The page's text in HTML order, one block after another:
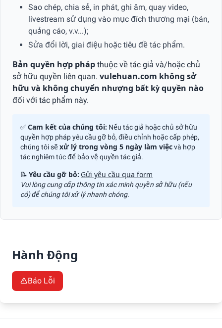
Sao chép, chia sẻ, in phát, ghi âm, quay video,
livestream sử dụng vào mục đích thương mại (bán,
quảng cáo, v.v...);
Sửa đổi lời, giai điệu hoặc tiêu đề tác phẩm.
Bản quyền hợp pháp thuộc về tác giả và/hoặc chủ
sở hữu quyền liên quan. vulehuan.com không sở
hữu và không chuyển nhượng bất kỳ quyền nào
đối với tác phẩm này.
✅Cam kết của chúng tôi: Nếu tác giả hoặc chủ sở hữu
quyền hợp pháp yêu cầu gỡ bỏ, điều chỉnh hoặc cấp phép,
chúng tôi sẽxử lý trong vòng 5 ngày làm việcvà hợp
tác nghiêm túc để bảo vệ quyền tác giả.
📝 Yêu cầu gỡ bỏ: Gửi yêu cầu qua form
Vui lòng cung cấp thông tin xác minh quyền sở hữu (nếu
có) để chúng tôi xử lý nhanh chóng.
Hành Động
Báo Lỗi